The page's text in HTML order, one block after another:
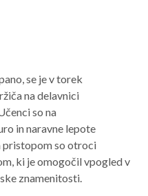
2021 – 2027
se je v torek
na delavnici
so na
in naravne lepote
pristopom so otroci
ki je omogočil vpogled v
znamenitosti.